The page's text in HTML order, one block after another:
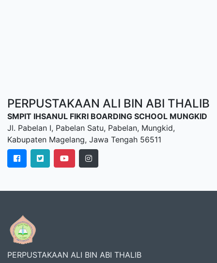
PERPUSTAKAAN ALI BIN ABI THALIB
SMPIT IHSANUL FIKRI BOARDING SCHOOL MUNGKID
Jl. Pabelan I, Pabelan Satu, Pabelan, Mungkid,
Kabupaten Magelang, Jawa Tengah 56511
PERPUSTAKAAN ALI BIN ABI THALIB